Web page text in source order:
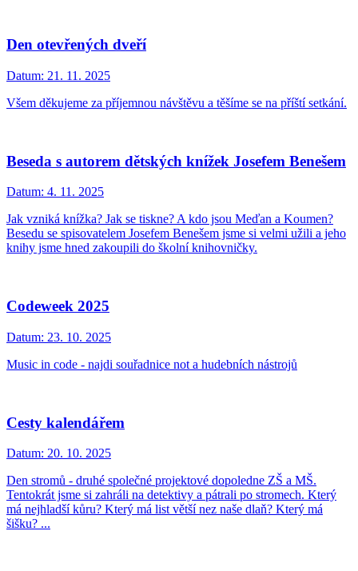
Den otevřených dveří
Datum: 21. 11. 2025
Všem děkujeme za příjemnou návštěvu a těšíme se na příští setkání.
Beseda s autorem dětských knížek Josefem Benešem
Datum: 4. 11. 2025
Jak vzniká knížka? Jak se tiskne? A kdo jsou Meďan a Koumen?
Besedu se spisovatelem Josefem Benešem jsme si velmi užili a jeho
knihy jsme hned zakoupili do školní knihovničky.
Codeweek 2025
Datum: 23. 10. 2025
Music in code - najdi souřadnice not a hudebních nástrojů
Cesty kalendářem
Datum: 20. 10. 2025
Den stromů - druhé společné projektové dopoledne ZŠ a MŠ.
Tentokrát jsme si zahráli na detektivy a pátrali po stromech. Který
má nejhladší kůru? Který má list větší nez naše dlaň? Který má
šišku? ...